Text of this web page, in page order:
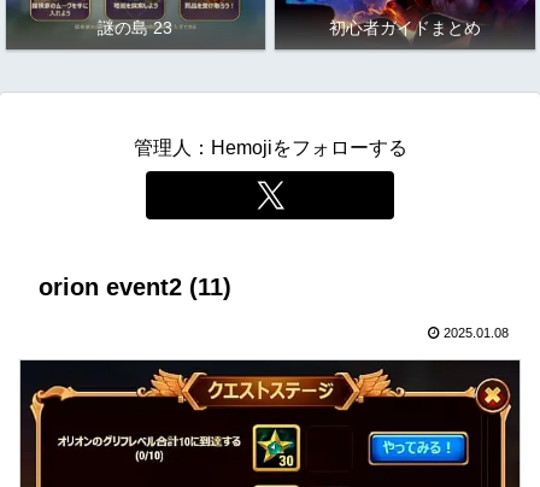
謎の島 23 初心者ガイドまとめ
管理人：Hemojiをフォローする
orion event2 (11)
2025.01.08